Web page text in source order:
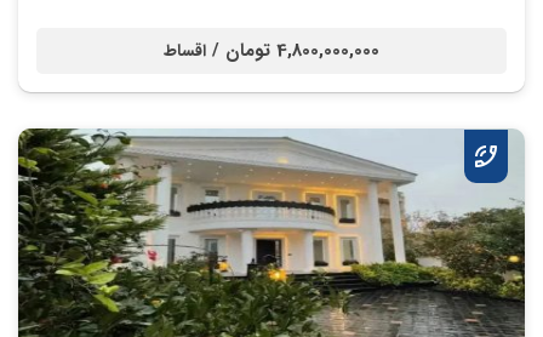
4,800,000,000 تومان / اقساط